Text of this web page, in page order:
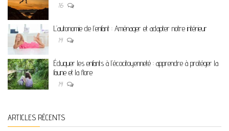
16
L’autonomie de l’enfant : Aménager et adapter notre intérieur
14
Éduquer les enfants à l’écocitoyenneté : apprendre à protéger la
faune et la flore
14
ARTICLES RÉCENTS